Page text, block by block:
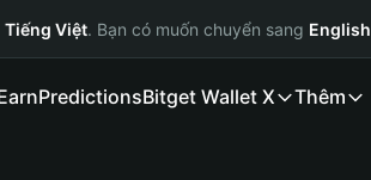
Tiếng Việt. Bạn có muốn chuyển sang English
PredictionsBitget Wallet X Thêm